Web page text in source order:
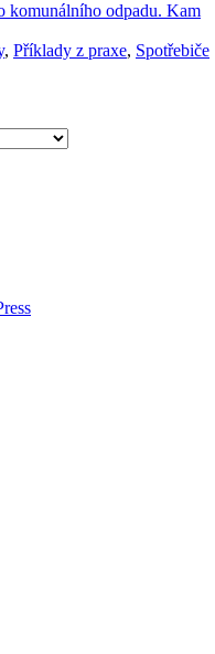
komunálního odpadu. Kam
, Příklady z praxe, Spotřebiče